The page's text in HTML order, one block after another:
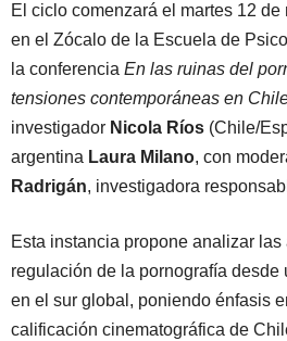
El ciclo comenzará el martes 12 de
en el Zócalo de la Escuela de
la conferencia En las ruinas del
tensiones contemporáneas en
investigador Nicola Ríos (Chile/
argentina Laura Milano, con
Radrigán, investigadora
Esta instancia propone analizar
regulación de la pornografía desde
en el sur global, poniendo énfasis
calificación cinematográfica de